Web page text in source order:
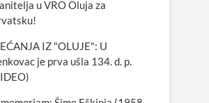
u VRO Oluja za
IZ "OLUJE": U
je prva ušla 134. d. p.